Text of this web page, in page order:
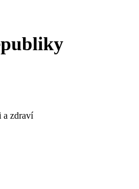
a zdraví